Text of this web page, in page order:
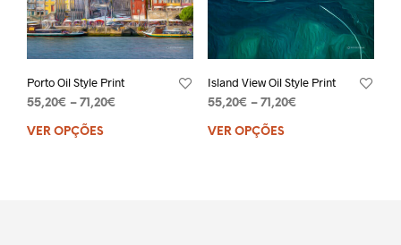
Porto Oil Style Print
55,20€ – 71,20€
VER OPÇÕES
Island View Oil Style Print
55,20€ – 71,20€
VER OPÇÕES